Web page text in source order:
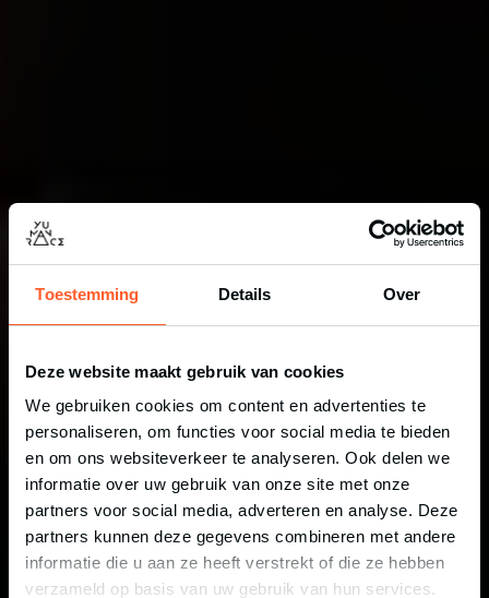
Toestemming Details Over
Deze website maakt gebruik van cookies
We gebruiken cookies om content en advertenties te
personaliseren, om functies voor social media te bieden
en om ons websiteverkeer te analyseren. Ook delen we
informatie over uw gebruik van onze site met onze
partners voor social media, adverteren en analyse. Deze
partners kunnen deze gegevens combineren met andere
informatie die u aan ze heeft verstrekt of die ze hebben
verzameld op basis van uw gebruik van hun services.
275+ gingen je voor
YU MAN RACE
NEXT LEVEL SPORT
EVENTS